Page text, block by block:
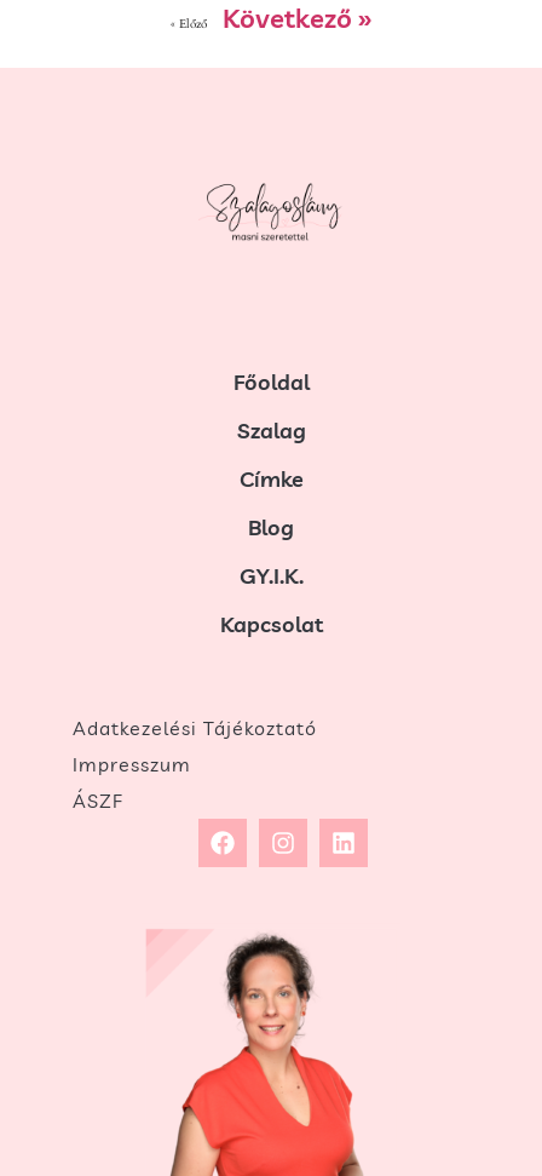
« Előző Következő »
Főoldal
Szalag
Címke
Blog
GY.I.K.
Kapcsolat
Adatkezelési Tájékoztató
Impresszum
ÁSZF